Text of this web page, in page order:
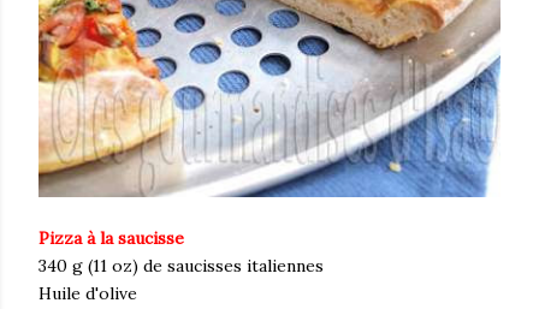
Pizza à la saucisse
340 g (11 oz) de saucisses italiennes
Huile d'olive